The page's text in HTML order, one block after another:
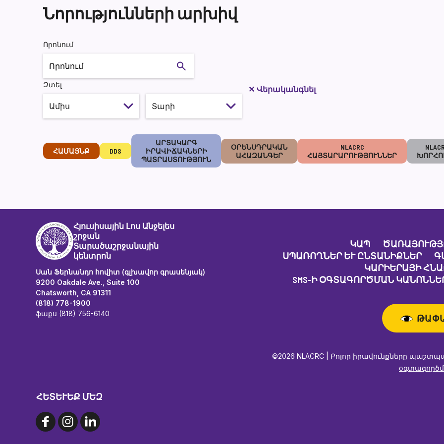
Նորությունների արխիվ
Որոնում
Որոնում
Զտել ✕ Վերականգնել
ՀԱՄԱՅՆՔ DDS
ԱՐՏԱԿԱՐԳ
ԻՐԱՎԻՃԱԿՆԵՐԻ
ՊԱՏՐԱՍՏՈՒԹՅՈՒՆ
ՕՐԵՆՍԴՐԱԿԱՆ
ԱՀԱԶԱՆԳԵՐ
NLACRC
ՀԱՅՏԱՐԱՐՈՒԹՅՈՒՆՆԵՐ
Հյուսիսային Լոս Անջելես
շրջան
Տարածաշրջանային
կենտրոն
Սան Ֆերնանդո հովիտ (գլխավոր գրասենյակ)
9200 Oakdale Ave., Suite 100
Chatsworth, CA 91311
(818) 778-1900
ֆաքս (818) 756-6140
ԿԱՊ
ՍՊԱՌՈՂՆԵՐ ԵՒ ԸՆՏԱՆԻՔՆԵՐ
ԿԱՐԻԵՐԱՅԻ
SMS-Ի ՕԳՏԱԳՈՐԾՄԱՆ
©2026 NLACRC | Բոլոր իրավունքները
ՀԵՏԵՒԵՔ ՄԵԶ